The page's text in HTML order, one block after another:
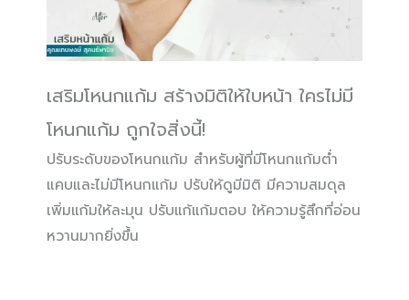
เสริมโหนกแก้ม สร้างมิติให้ใบหน้า ใครไม่มี
โหนกแก้ม ถูกใจสิ่งนี้!
ปรับระดับของโหนกแก้ม สำหรับผู้ที่มีโหนกแก้มต่ำ
แคบและไม่มีโหนกแก้ม ปรับให้ดูมีมิติ มีความสมดุล
เพิ่มแก้มให้ละมุน ปรับแก้แก้มตอบ ให้ความรู้สึกที่อ่อน
หวานมากยิ่งขึ้น